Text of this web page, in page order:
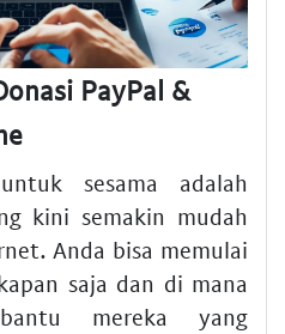
PayPal &
sesama adalah
kini semakin mudah
Anda bisa memulai
saja dan di mana
mereka yang